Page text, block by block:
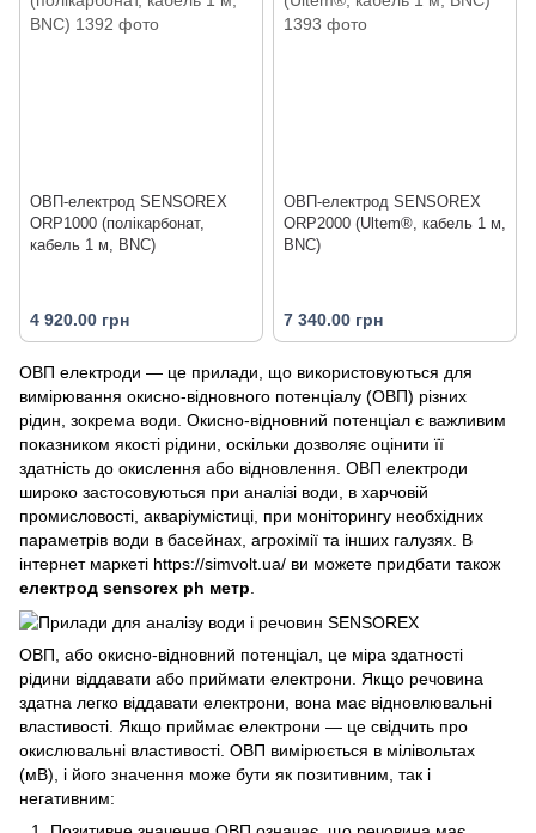
ОВП-електрод SENSOREX
ORP1000 (полікарбонат,
кабель 1 м, BNC)
4 920.00 грн
ОВП-електрод SENSOREX
ORP2000 (Ultem®, кабель 1 м,
BNC)
7 340.00 грн
ОВП електроди — це прилади, що використовуються для
вимірювання окисно-відновного потенціалу (ОВП) різних
рідин, зокрема води. Окисно-відновний потенціал є важливим
показником якості рідини, оскільки дозволяє оцінити її
здатність до окислення або відновлення. ОВП електроди
широко застосовуються при аналізі води, в харчовій
промисловості, акваріумістиці, при моніторингу необхідних
параметрів води в басейнах, агрохімії та інших галузях. В
інтернет маркеті https://simvolt.ua/ ви можете придбати також
електрод sensorex ph метр.
ОВП, або окисно-відновний потенціал, це міра здатності
рідини віддавати або приймати електрони. Якщо речовина
здатна легко віддавати електрони, вона має відновлювальні
властивості. Якщо приймає електрони — це свідчить про
окислювальні властивості. ОВП вимірюється в мілівольтах
(мВ), і його значення може бути як позитивним, так і
негативним: